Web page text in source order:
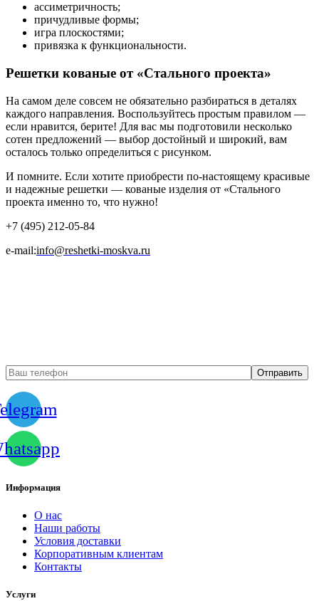
ассиметричность;
причудливые формы;
игра плоскостями;
привязка к функциональности.
Решетки кованые от «Стального проекта»
На самом деле совсем не обязательно разбираться в деталях
каждого направления. Воспользуйтесь простым правилом —
если нравится, берите! Для вас мы подготовили несколько
сотен предложений — выбор достойный и широкий, вам
осталось только определиться с рисунком.
И помните. Если хотите приобрести по-настоящему красивые
и надежные решетки — кованые изделия от «Стального
проекта именно то, что нужно!
+7 (495) 212-05-84
e-mail:info@reshetki-moskva.ru
Информация
О нас
Наши работы
Условия доставки
Корпоративным клиентам
Контакты
Услуги